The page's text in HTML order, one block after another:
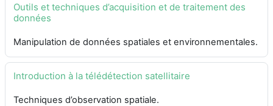
Outils et techniques d’acquisition et de traitement des
données
Manipulation de données spatiales et environnementales.
Introduction à la télédétection satellitaire
Techniques d’observation spatiale.